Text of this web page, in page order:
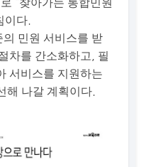
이다.
민원 서비스를 받
차를 간소화하고, 필
서비스를 지원하는
해 나갈 계획이다.